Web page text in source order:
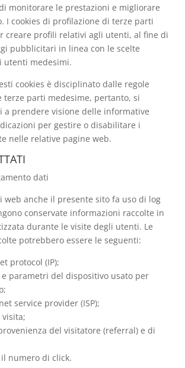
monitorare le prestazioni e migliorare
I cookies di profilazione di terze parti
creare profili relativi agli utenti, al fine di
pubblicitari in linea con le scelte
utenti medesimi.
cookies è disciplinato dalle regole
terze parti medesime, pertanto, si
a prendere visione delle informative
per gestire o disabilitare i
nelle relative pagine web.
dati
web anche il presente sito fa uso di log
conservate informazioni raccolte in
durante le visite degli utenti. Le
potrebbero essere le seguenti:
protocol (IP);
parametri del dispositivo usato per
service provider (ISP);
del visitatore (referral) e di
numero di click.